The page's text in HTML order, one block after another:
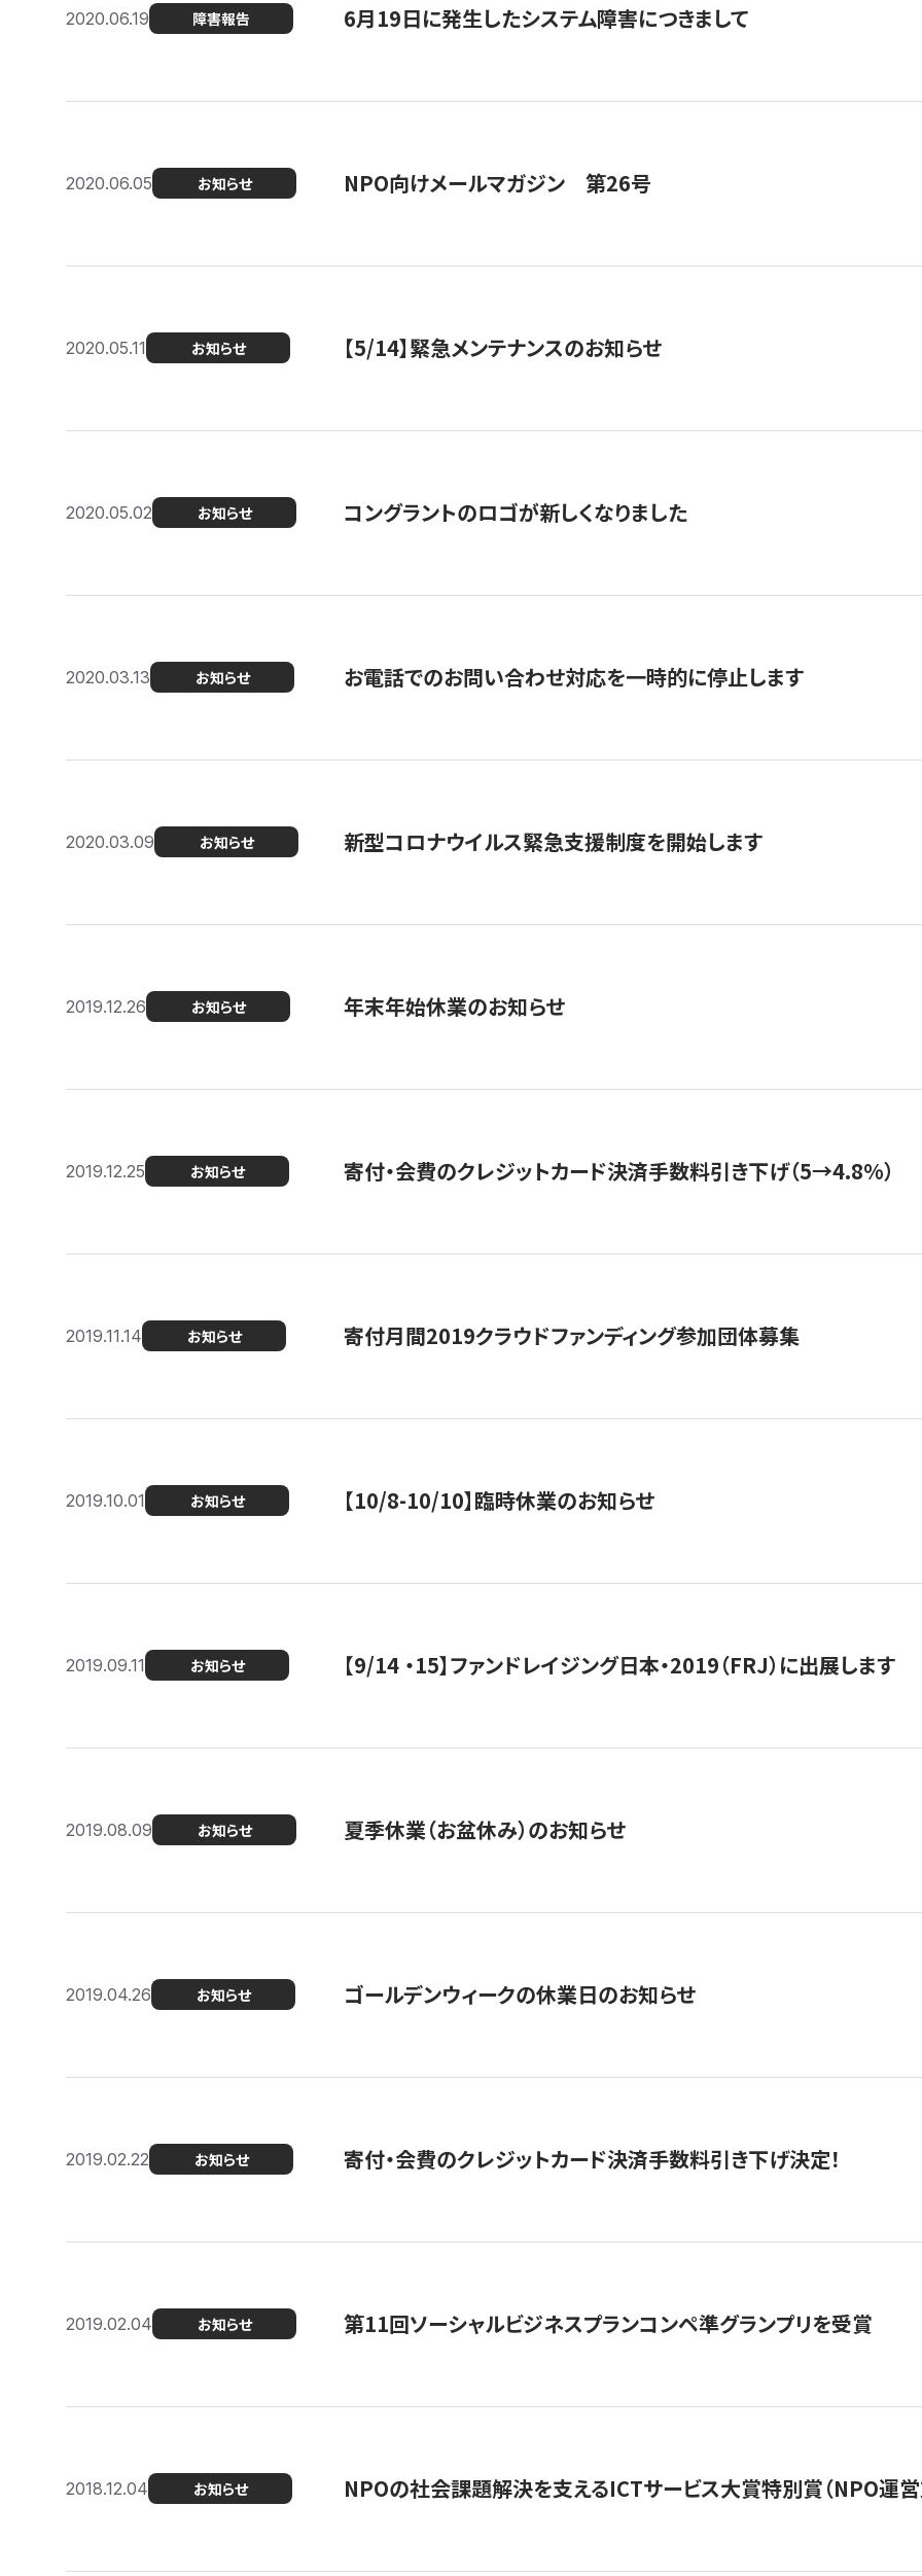
2020.06.19 障害報告 6月19日に発生したシステム障害につきまして
2020.06.05 お知らせ NPO向けメールマガジン 第26号
2020.05.11 お知らせ 【5/14】緊急メンテナンスのお知らせ
2020.05.02 お知らせ コングラントのロゴが新しくなりました
2020.03.13 お知らせ お電話でのお問い合わせ対応を一時的に停止します
2020.03.09 お知らせ 新型コロナウイルス緊急支援制度を開始します
2019.12.26 お知らせ 年末年始休業のお知らせ
2019.12.25 お知らせ 寄付・会費のクレジットカード決済手数料引き下げ（5→4.8%）
2019.11.14 お知らせ 寄付月間2019クラウドファンディング参加団体募集
2019.10.01 お知らせ 【10/8-10/10】臨時休業のお知らせ
2019.09.11 お知らせ 【9/14 ・15】ファンドレイジング日本・2019（FRJ）に出展します
2019.08.09 お知らせ 夏季休業（お盆休み）のお知らせ
2019.04.26 お知らせ ゴールデンウィークの休業日のお知らせ
2019.02.22 お知らせ 寄付・会費のクレジットカード決済手数料引き下げ決定！
2019.02.04 お知らせ 第11回ソーシャルビジネスプランコンペ準グランプリを受賞
2018.12.04 お知らせ NPOの社会課題解決を支えるICTサービス大賞特別賞（NPO運